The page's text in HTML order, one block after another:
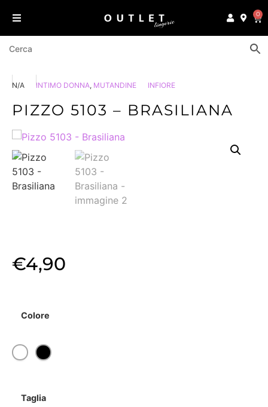
0
N/A INTIMO DONNA, MUTANDINE INFIORE
PIZZO 5103 – BRASILIANA
€4,90
Colore
Taglia